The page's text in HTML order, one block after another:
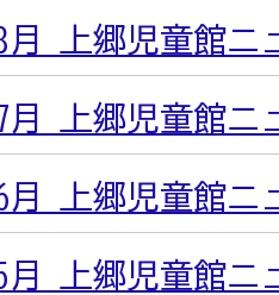
月 上郷児童館ニ
月 上郷児童館ニ
月 上郷児童館ニ
月 上郷児童館ニ